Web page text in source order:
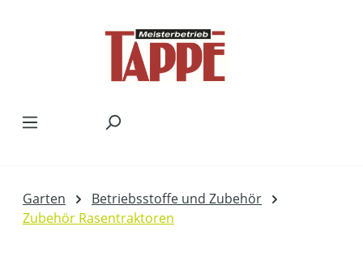
Garten
Betriebsstoffe und Zubehör
Zubehör Rasentraktoren